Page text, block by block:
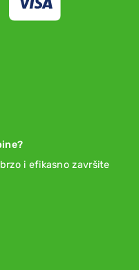
i efikasno završite